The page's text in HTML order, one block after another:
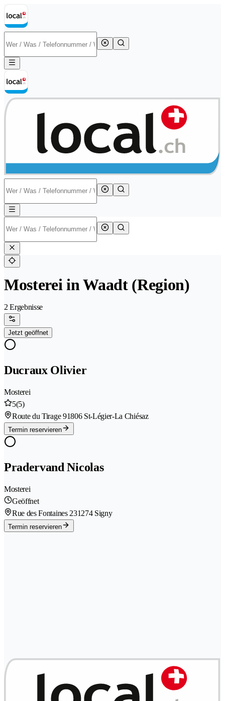
Mosterei in Waadt (Region)
2 Ergebnisse
Jetzt geöffnet
Ducraux Olivier
Mosterei
5(5)
Route du Tirage 91806 St-Légier-La Chiésaz
Termin reservieren
Pradervand Nicolas
Mosterei
Geöffnet
Rue des Fontaines 231274 Signy
Termin reservieren